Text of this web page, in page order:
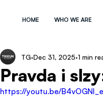
HOME WHO WE ARE
Pravda i
TG Dec 31, 2025 1 min
https://youtu.be/